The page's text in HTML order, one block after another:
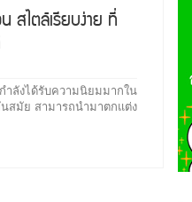
สไตล์เรียบง่าย ที่
ลังได้รับความนิยมมากใน
สมัย สามารถนำมาตกแต่ง